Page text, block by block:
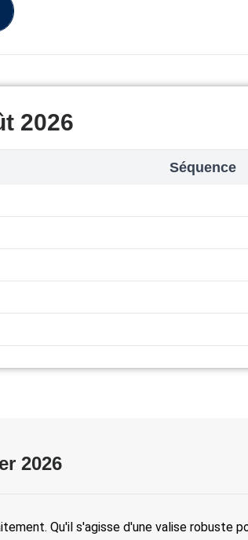
2026
Séquence
2026
Qu'il s'agisse d'une valise robuste